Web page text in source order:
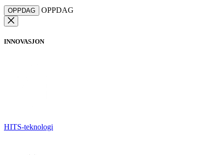
OPPDAG OPPDAG
INNOVASJON
HITS-teknologi